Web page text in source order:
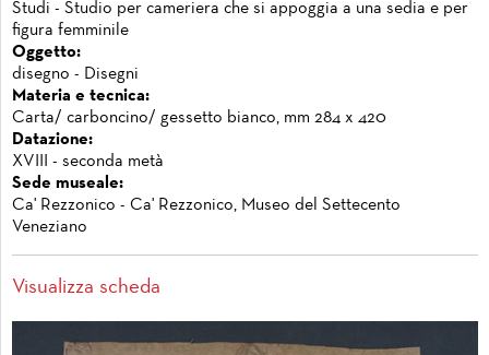
Studi - Studio per cameriera che si appoggia a una sedia e per
figura femminile
Oggetto:
disegno - Disegni
Materia e tecnica:
Carta/ carboncino/ gessetto bianco, mm 284 x 420
Datazione:
XVIII - seconda metà
Sede museale:
Ca' Rezzonico - Ca' Rezzonico, Museo del Settecento
Veneziano
Visualizza scheda